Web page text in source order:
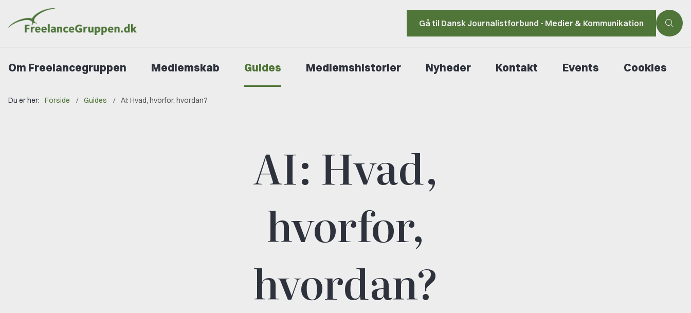
Gå til Dansk Journalistforbund - Medier & Kommunikation
Om Freelancegruppen Medlemskab Guides Medlemshistorier Nyheder Kontakt Events Cookies
Du er her: Forside Guides AI: Hvad, hvorfor, hvordan?
AI: Hvad,
hvorfor,
hvordan?